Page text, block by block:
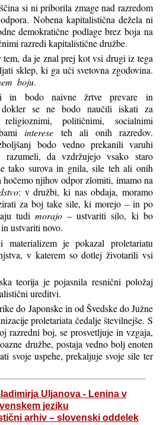
si ni priborila zmage nad razredom
Nobena kapitalistična dežela ni
demokratične podlage brez boja na
razredi kapitalistične družbe.
da je znal prej kot vsi drugi iz tega
sklep, ki ga uči svetovna zgodovina.
boju.
in bodo naivne žrtve prevare in
se ne bodo naučili iskati za
političnimi, socialnimi
interese teh ali onih razredov.
bodo vedno prekanili varuhi
da vzdržujejo vsako staro
tako surova in gnila, sile teh ali onih
hočemo njihov odpor zlomiti, imamo na
: v družbi, ki nas obdaja, moramo
za boj take sile, ki morejo – in po
tudi morajo– ustvariti silo, ki bo
ustvariti novo.
materializem je pokazal proletariatu
v katerem so dotlej životarili vsi
teorija je pojasnila resnični položaj
ureditvi.
do Japonske in od Švedske do Južne
proletariata čedalje številnejše. S
razredni boj, se prosvetljuje in vzgaja,
družbe, postaja vedno bolj enoten
svoje uspehe, prekaljuje svoje sile ter
Uljanova - Lenina v
jeziku
arhiv – slovenski oddelek